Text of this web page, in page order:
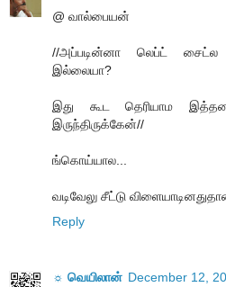
@ வால்பையன்
//அப்படின்னா லெப்ட் சைட்ல
இல்லையா?
இது கூட தெரியாம இத்தன
இருந்திருக்கேன்//
ங்கொய்யால...
வடிவேலு சீட்டு
Reply
☼ வெயிலான் December 12,